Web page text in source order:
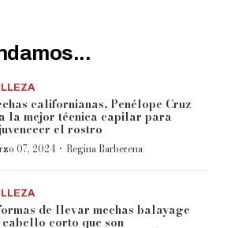
californianas, Penélope Cruz
la mejor técnica capilar para
el rostro
07, 2024 · Regina Barberena
de llevar mechas balayage
cabello corto que son